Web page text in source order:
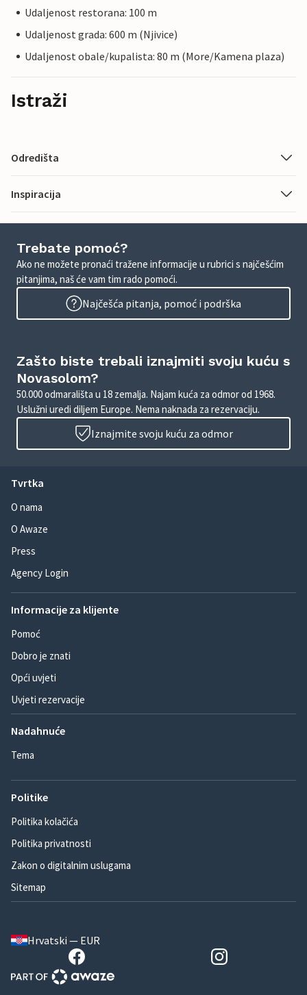
Udaljenost restorana: 100 m
Udaljenost grada: 600 m (Njivice)
Udaljenost obale/kupalista: 80 m (More/Kamena plaza)
Istraži
Odredišta
Inspiracija
Trebate pomoć?
Ako ne možete pronaći tražene informacije u rubrici s najčešćim
pitanjima, naš će vam tim rado pomoći.
Najčešća pitanja, pomoć i podrška
Zašto biste trebali iznajmiti svoju kuću s
Novasolom?
50.000 odmarališta u 18 zemalja. Najam kuća za odmor od 1968.
Uslužni uredi diljem Europe. Nema naknada za rezervaciju.
Iznajmite svoju kuću za odmor
Tvrtka
O nama
O Awaze
Press
Agency Login
Informacije za klijente
Pomoć
Dobro je znati
Opći uvjeti
Uvjeti rezervacije
Nadahnuće
Tema
Politike
Politika kolačića
Politika privatnosti
Zakon o digitalnim uslugama
Sitemap
Hrvatski — EUR